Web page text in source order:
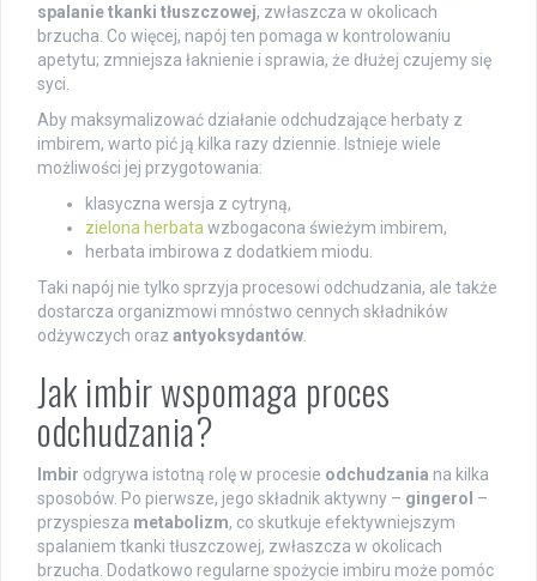
spalanie tkanki tłuszczowej, zwłaszcza w okolicach
brzucha. Co więcej, napój ten pomaga w kontrolowaniu
apetytu; zmniejsza łaknienie i sprawia, że dłużej czujemy się
syci.
Aby maksymalizować działanie odchudzające herbaty z
imbirem, warto pić ją kilka razy dziennie. Istnieje wiele
możliwości jej przygotowania:
klasyczna wersja z cytryną,
zielona herbata wzbogacona świeżym imbirem,
herbata imbirowa z dodatkiem miodu.
Taki napój nie tylko sprzyja procesowi odchudzania, ale także
dostarcza organizmowi mnóstwo cennych składników
odżywczych oraz antyoksydantów
Jak imbir wspomaga proces
odchudzania?
Imbir odgrywa istotną rolę w procesie odchudzania na kilka
sposobów. Po pierwsze, jego składnik aktywny – gingerol –
przyspiesza metabolizm, co skutkuje efektywniejszym
spalaniem tkanki tłuszczowej, zwłaszcza w okolicach
brzucha. Dodatkowo regularne spożycie imbiru może pomóc